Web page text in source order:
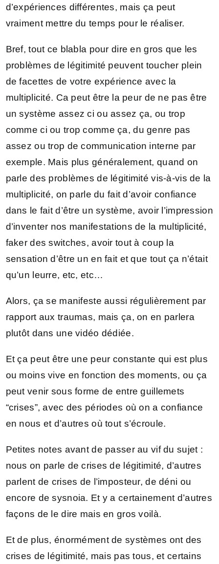
d’expériences différentes, mais ça peut
vraiment mettre du temps pour le réaliser.
Bref, tout ce blabla pour dire en gros que les
problèmes de légitimité peuvent toucher plein
de facettes de votre expérience avec la
multiplicité. Ca peut être la peur de ne pas être
un système assez ci ou assez ça, ou trop
comme ci ou trop comme ça, du genre pas
assez ou trop de communication interne par
exemple. Mais plus généralement, quand on
parle des problèmes de légitimité vis-à-vis de la
multiplicité, on parle du fait d’avoir confiance
dans le fait d’être un système, avoir l’impression
d’inventer nos manifestations de la multiplicité,
faker des switches, avoir tout à coup la
sensation d’être un en fait et que tout ça n’était
qu’un leurre, etc, etc…
Alors, ça se manifeste aussi régulièrement par
rapport aux traumas, mais ça, on en parlera
plutôt dans une vidéo dédiée.
Et ça peut être une peur constante qui est plus
ou moins vive en fonction des moments, ou ça
peut venir sous forme de entre guillemets
“crises”, avec des périodes où on a confiance
en nous et d’autres où tout s’écroule.
Petites notes avant de passer au vif du sujet :
nous on parle de crises de légitimité, d’autres
parlent de crises de l’imposteur, de déni ou
encore de sysnoia. Et y a certainement d’autres
façons de le dire mais en gros voilà.
Et de plus, énormément de systèmes ont des
crises de légitimité, mais pas tous, et certains